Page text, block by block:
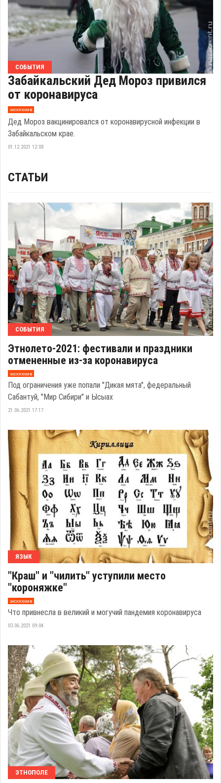
СОБЫТИЯ
Забайкальский Дед Мороз привился
от коронавируса
эксклюзив
Дед Мороз вакцинировался от коронавирусной инфекции в
Забайкальском крае.
01.12.2021 12:08
СТАТЬИ
СОБЫТИЯ
Этнолето-2021: фестивали и праздники
отмененные из-за коронавируса
эксклюзив
Под ограничения уже попали "Дикая мята", федеральный
Сабантуй, "Мир Сибири" и Ысыах
21.06.2021 17:17
ЯЗЫК
"Краш" и "чилить" уступили место
"короняжке"
эксклюзив
Что привнесла в великий и могучий пандемия коронавируса
03.06.2021 09:04
ЭТНОПОЛЕ